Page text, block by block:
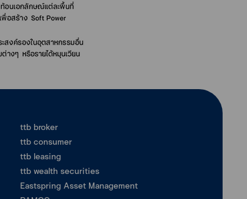
ttb broker
ttb consumer
ttb leasing
ttb wealth securities
Eastspring Asset Management